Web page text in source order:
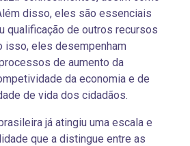
disso, eles são essenciais
qualificação de outros recursos
isso, eles desempenham
de aumento da
da economia e de
de vida dos cidadãos.
já atingiu uma escala e
que a distingue entre as